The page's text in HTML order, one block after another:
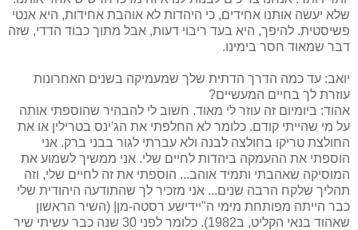
שלא יעשה אותנו אחידים, כי היהדות לא אוהבת אחידות, היא אנטי
פשיסטית. להיפך, היא בעד ריבוי דעות, אבל מתוך כבוד הדדי, שזה
דבר שמאוד חסר בימינו.
יואב: עד כמה הדרך הדתית שלך שמעמיקה בשנים האחרונות
עוזרת לך בחיים המעשיים?
אהוד: ביומיום זה עוזר לי מאוד. חשוב לי להבהיר שהוספתי אותה
על מי שהייתי קודם. כלומר לא החלפתי את הג'ינס בטרילין או את
החולצת טריקו בחולצה לבנה ולא עברתי לגור בבני ברק. אני
הוספתי את ההעמקה ביהדות לחיים שלי. אני ממשיך לשמוע את
המוסיקה שאהבתי ותמיד אוהב... הוספתי את זה לחיים שלי, וזה
תהליך שלקח הרבה שנים... אני מזכיר לך שהתודעה היהודית שלי
כבר הייתה מפותחת מימי ה"יידישע רסטה-מן| (השיר הראשון
שאהוד בנאי הקליט, ב1982). כלומר לפני 30 שנה כבר עשיתי שיר